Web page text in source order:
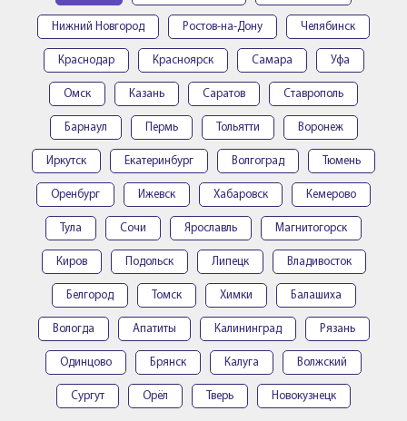
Нижний Новгород Ростов-на-Дону Челябинск
Краснодар Красноярск Самара Уфа
Омск Казань Саратов Ставрополь
Барнаул Пермь Тольятти Воронеж
Иркутск Екатеринбург Волгоград Тюмень
Оренбург Ижевск Хабаровск Кемерово
Тула Сочи Ярославль Магнитогорск
Киров Подольск Липецк Владивосток
Белгород Томск Химки Балашиха
Вологда Апатиты Калининград Рязань
Одинцово Брянск Калуга Волжский
Сургут Орёл Тверь Новокузнецк